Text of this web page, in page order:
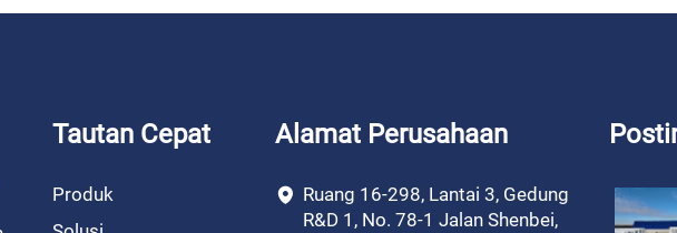
Tautan Cepat
Produk
Alamat Perusahaan
Ruang 16-298, Lantai 3, Gedung
R&D 1, No. 78-1 Jalan Shenbei,